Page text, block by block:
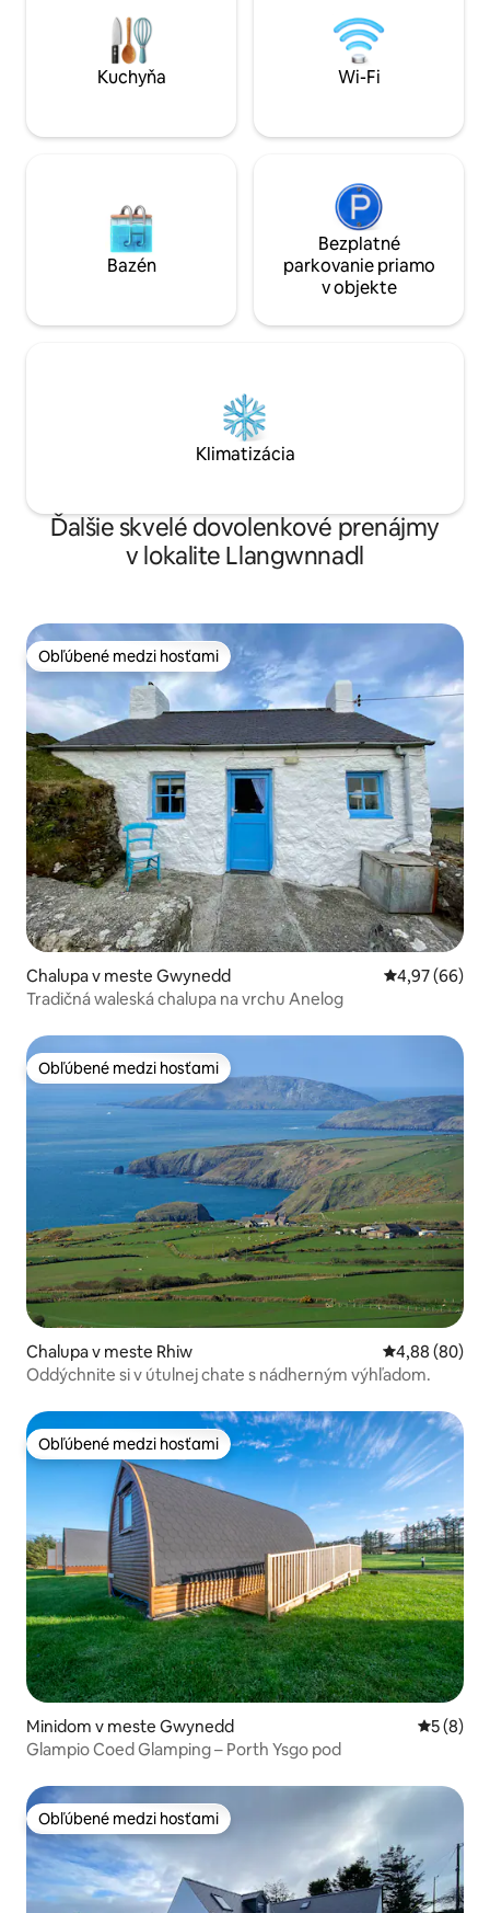
voľne žijúce zvieratá a prechádzky od
predných dverí. Wi-Fi, Netflix, DVD,
kachle na drevo a pohodlné pohovky na
pokojný oddych.
ako spálňa 5 a
výhľadom na
televíziou,
bridlicovou
Kuchyňa Wi-Fi
Bazén
Bezplatné
parkovanie priamo
v objekte
Klimatizácia
Ďalšie skvelé dovolenkové prenájmy
v lokalite Llangwnnadl
Obľúbené medzi hosťami
Obľúbené medzi hosťami
Chalupa v meste Gwynedd Priemerné
4,97 (66)
Tradičná waleská chalupa na vrchu Anelog
Obľúbené medzi hosťami
Obľúbené medzi hosťami
Chalupa v meste Rhiw Priemerné
4,88 (80)
Oddýchnite si v útulnej chate s nádherným výhľadom.
Obľúbené medzi hosťami
Obľúbené medzi hosťami
Minidom v meste Gwynedd
5 (8)
Glampio Coed Glamping – Porth Ysgo pod
Obľúbené medzi hosťami
Obľúbené medzi hosťami